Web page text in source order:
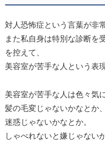
対人恐怖症という言葉が非
また私自身は特別な診断を
を控えて、
美容室が苦手な人という表
美容室が苦手な人は色々気
髪の毛変じゃないかなとか
迷惑じゃないかなとか。
しゃべれないと嫌じゃない